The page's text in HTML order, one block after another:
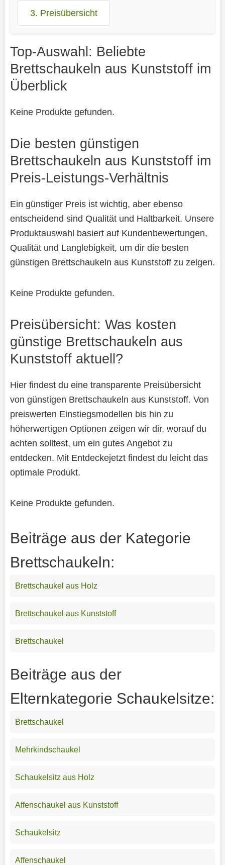
3. Preisübersicht
Top-Auswahl: Beliebte
Brettschaukeln aus Kunststoff im
Überblick
Keine Produkte gefunden.
Die besten günstigen
Brettschaukeln aus Kunststoff im
Preis-Leistungs-Verhältnis
Ein günstiger Preis ist wichtig, aber ebenso
entscheidend sind Qualität und Haltbarkeit. Unsere
Produktauswahl basiert auf Kundenbewertungen,
Qualität und Langlebigkeit, um dir die besten
günstigen Brettschaukeln aus Kunststoff zu zeigen.
Keine Produkte gefunden.
Preisübersicht: Was kosten
günstige Brettschaukeln aus
Kunststoff aktuell?
Hier findest du eine transparente Preisübersicht
von günstigen Brettschaukeln aus Kunststoff. Von
preiswerten Einstiegsmodellen bis hin zu
höherwertigen Optionen zeigen wir dir, worauf du
achten solltest, um ein gutes Angebot zu
entdecken. Mit Entdeckejetzt findest du leicht das
optimale Produkt.
Keine Produkte gefunden.
Beiträge aus der Kategorie
Brettschaukeln:
Brettschaukel aus Holz
Brettschaukel aus Kunststoff
Brettschaukel
Beiträge aus der
Elternkategorie Schaukelsitze:
Brettschaukel
Mehrkindschaukel
Schaukelsitz aus Holz
Affenschaukel aus Kunststoff
Schaukelsitz
Affenschaukel